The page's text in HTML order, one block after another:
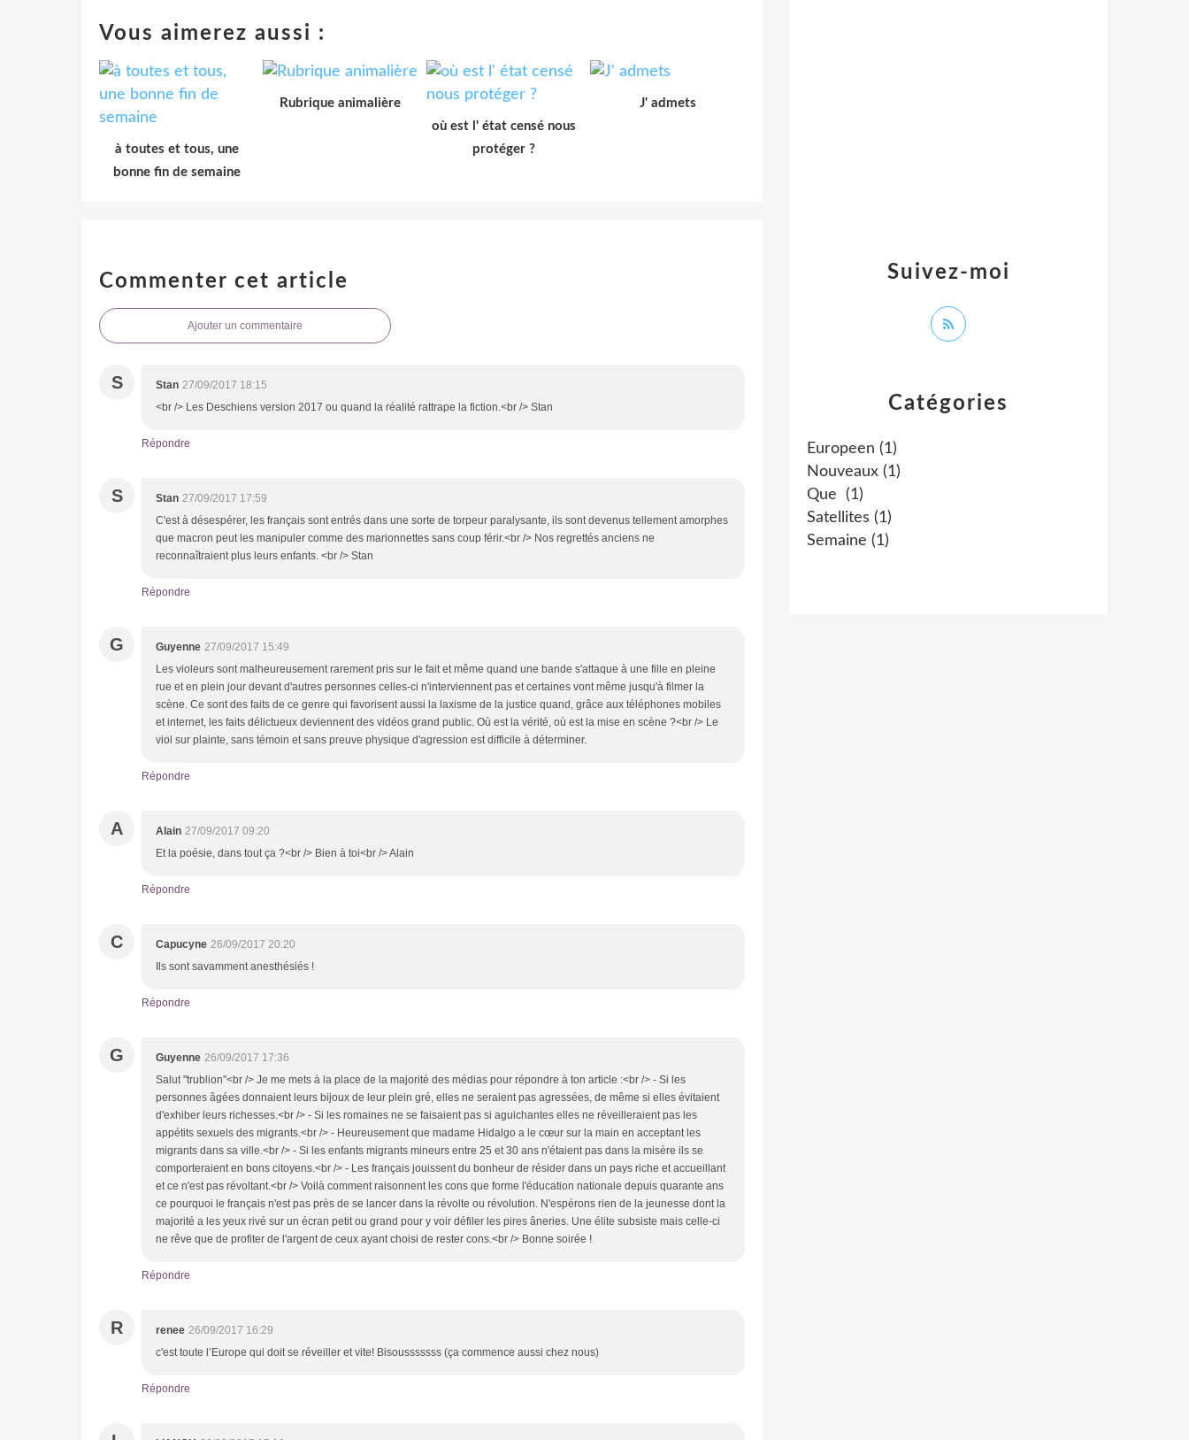
Vous aimerez aussi :
à toutes et tous, une
bonne fin de semaine
Rubrique animalière
où est l' état censé nous
protéger ?
J' admets
Commenter cet article
Ajouter un commentaire
S Stan 27/09/2017 18:15
<br /> Les Deschiens version 2017 ou quand la réalité rattrape la fiction.<br /> Stan
Répondre
S Stan 27/09/2017 17:59
C'est à désespérer, les français sont entrés dans une sorte de torpeur paralysante, ils sont devenus tellement amorphes
que macron peut les manipuler comme des marionnettes sans coup férir.<br /> Nos regrettés anciens ne
reconnaîtraient plus leurs enfants. <br /> Stan
Répondre
G Guyenne 27/09/2017 15:49
Les violeurs sont malheureusement rarement pris sur le fait et même quand une bande s'attaque à une fille en pleine
rue et en plein jour devant d'autres personnes celles-ci n'interviennent pas et certaines vont même jusqu'à filmer la
scène. Ce sont des faits de ce genre qui favorisent aussi la laxisme de la justice quand, grâce aux téléphones mobiles
et internet, les faits délictueux deviennent des vidéos grand public. Où est la vérité, où est la mise en scène ?<br /> Le
viol sur plainte, sans témoin et sans preuve physique d'agression est difficile à déterminer.
Répondre
A Alain 27/09/2017 09:20
Et la poésie, dans tout ça ?<br /> Bien à toi<br /> Alain
Répondre
C Capucyne 26/09/2017 20:20
Ils sont savamment anesthésiés !
Répondre
G Guyenne 26/09/2017 17:36
Salut "trublion"<br /> Je me mets à la place de la majorité des médias pour répondre à ton article :<br /> - Si les
personnes âgées donnaient leurs bijoux de leur plein gré, elles ne seraient pas agressées, de même si elles évitaient
d'exhiber leurs richesses.<br /> - Si les romaines ne se faisaient pas si aguichantes elles ne réveilleraient pas les
appétits sexuels des migrants.<br /> - Heureusement que madame Hidalgo a le cœur sur la main en acceptant les
migrants dans sa ville.<br /> - Si les enfants migrants mineurs entre 25 et 30 ans n'étaient pas dans la misère ils se
comporteraient en bons citoyens.<br /> - Les français jouissent du bonheur de résider dans un pays riche et accueillant
et ce n'est pas révoltant.<br /> Voilà comment raisonnent les cons que forme l'éducation nationale depuis quarante ans
ce pourquoi le français n'est pas près de se lancer dans la révolte ou révolution. N'espérons rien de la jeunesse dont la
majorité a les yeux rivé sur un écran petit ou grand pour y voir défiler les pires âneries. Une élite subsiste mais celle-ci
ne rêve que de profiter de l'argent de ceux ayant choisi de rester cons.<br /> Bonne soirée !
Répondre
R renee 26/09/2017 16:29
c'est toute l’Europe qui doit se réveiller et vite! Bisousssssss (ça commence aussi chez nous)
Répondre
Catégories
Europeen (1)
Nouveaux (1)
Que
(1)
Satellites (1)
Semaine (1)
Suivez-moi